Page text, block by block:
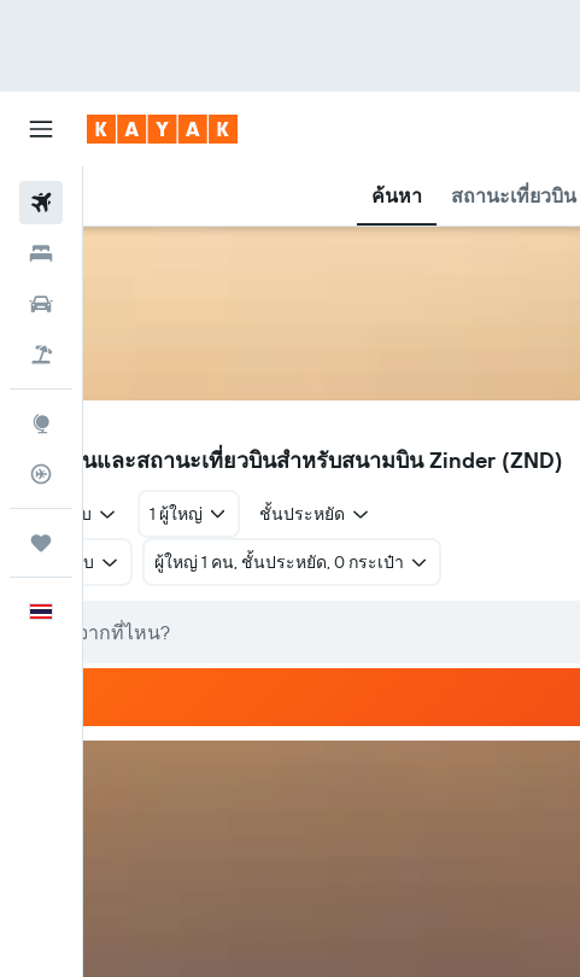
ค้นหา สถานะเที่ยวบิน
ติดตามเที่ยวบิน
ZND
เที่ยวบินและสถานะเที่ยวบินสำหรับสนามบิน Zinder (ZND)
ไป-กลับ 1 ผู้ใหญ่ ชั้นประหยัด
ไป-กลับ ผู้ใหญ่ 1 คน, ชั้นประหยัด, 0 กระเป๋า